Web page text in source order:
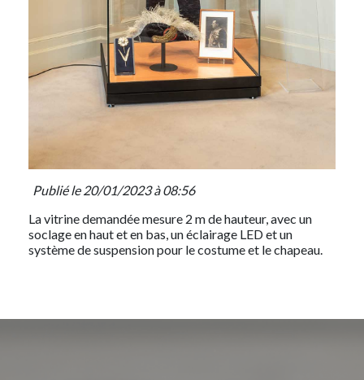
Publié le 20/01/2023 à 08:56
La vitrine demandée mesure 2 m de hauteur, avec un
soclage en haut et en bas, un éclairage LED et un
système de suspension pour le costume et le chapeau.